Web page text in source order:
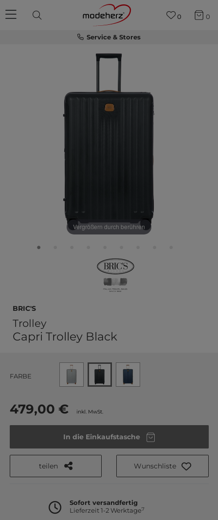
Service & Stores
0 0
Vergrößern durch berühren
BRIC'S
Trolley
Capri Trolley Black
FARBE
479,00 € inkl. MwSt.
In die Einkaufstasche
teilen Wunschliste
Sofort versandfertig
Lieferzeit 1-2 Werktage7